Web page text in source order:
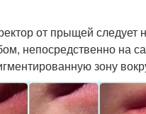
от прыщей следует
непосредственно на
зону